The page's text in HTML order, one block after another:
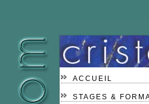
ACCUEIL
STAGES &